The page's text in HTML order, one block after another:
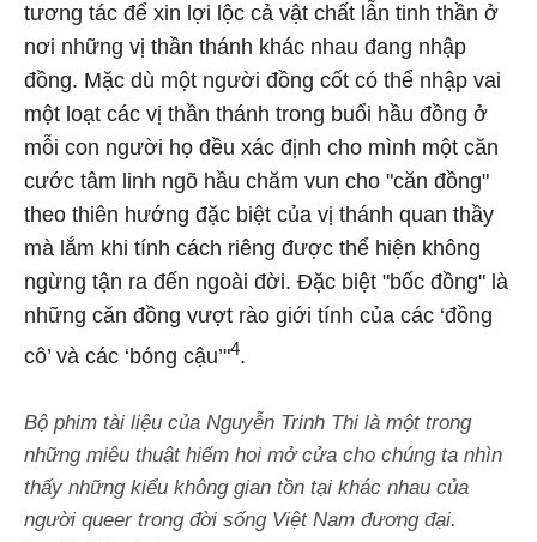
tương tác để xin lợi lộc cả vật chất lẫn tinh thần ở
nơi những vị thần thánh khác nhau đang nhập
đồng. Mặc dù một người đồng cốt có thể nhập vai
một loạt các vị thần thánh trong buổi hầu đồng ở
mỗi con người họ đều xác định cho mình một căn
cước tâm linh ngõ hầu chăm vun cho "căn đồng"
theo thiên hướng đặc biệt của vị thánh quan thầy
mà lắm khi tính cách riêng được thể hiện không
ngừng tận ra đến ngoài đời. Đặc biệt "bốc đồng" là
những căn đồng vượt rào giới tính của các ‘đồng
cô’ và các ‘bóng cậu’"4.
Bộ phim tài liệu của Nguyễn Trinh Thi là một trong
những miêu thuật hiếm hoi mở cửa cho chúng ta nhìn
thấy những kiểu không gian tồn tại khác nhau của
người queer trong đời sống Việt Nam đương đại.